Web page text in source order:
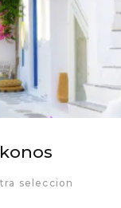
seleccion